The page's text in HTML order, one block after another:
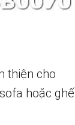
thiện cho
hoặc ghế